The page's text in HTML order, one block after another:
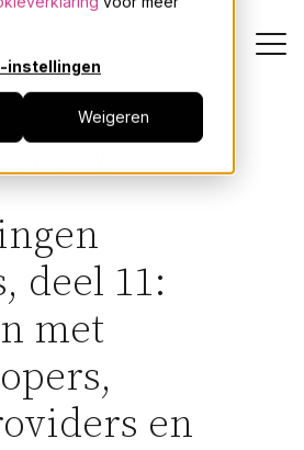
instellingen
Weigeren
deel 11:
met
en